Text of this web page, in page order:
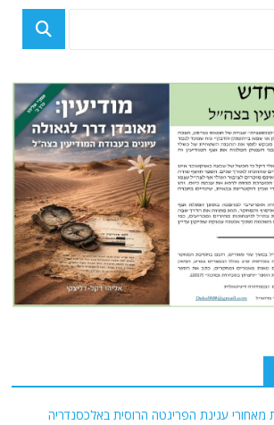
עגינת הפריגטה הרוסית באלכסנדריה